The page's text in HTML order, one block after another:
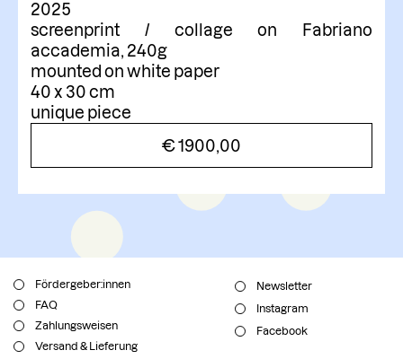
2025
screenprint / collage on Fabriano
accademia, 240g
mounted on white paper
40 x 30 cm
unique piece
€1900,00
Fördergeber:innen
FAQ
Zahlungsweisen
Versand & Lieferung
Newsletter
Instagram
Facebook